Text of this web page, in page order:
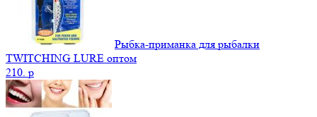
Рыбка-приманка для рыбалки
TWITCHING LURE оптом
210. p